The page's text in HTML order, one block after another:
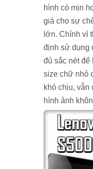
hình có mịn
giá cho sự
lớn. Chính vì
định sử dụng
đủ sắc nét để
size chữ nhỏ
khó chịu, vẫn
hình ảnh